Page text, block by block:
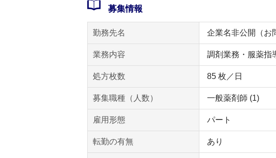
募集情報
勤務先名 企業名非公開（お
業務内容 調剤業務・服薬指
処方枚数 85 枚／日
募集職種（人数） 一般薬剤師 (1)
雇用形態 パート
転勤の有無 あり